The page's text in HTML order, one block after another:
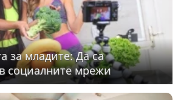
за младите: Да са
социалните мрежи